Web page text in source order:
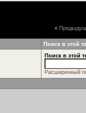
«
Поиск в этой
Поиск в этой
Расширенный